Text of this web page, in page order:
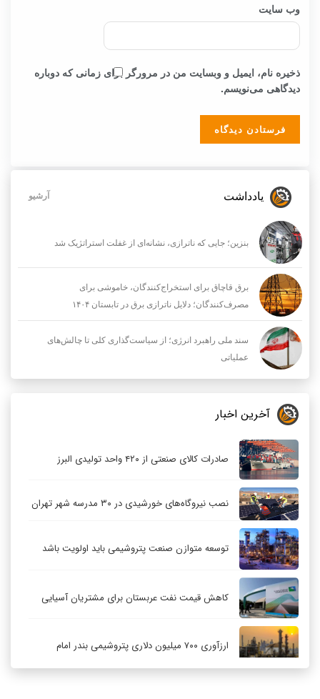
وب‌ سایت
ذخیره نام، ایمیل و وبسایت من در مرورگر برای زمانی که دوباره
دیدگاهی می‌نویسم.
یادداشت آرشیو
بنزین؛ جایی که ناترازی، نشانه‌ای از غفلت استراتژیک شد
برق قاچاق برای استخراج‌کنندگان، خاموشی برای
مصرف‌کنندگان؛ دلایل ناترازی برق در تابستان ۱۴۰۴
سند ملی راهبرد انرژی؛ از سیاست‌گذاری کلی تا چالش‌های
عملیاتی
آخرین اخبار
صادرات کالای صنعتی از ۴۲۰ واحد تولیدی البرز
نصب نیروگاه‌های خورشیدی در ۳۰ مدرسه شهر تهران
توسعه متوازن صنعت پتروشیمی باید اولویت باشد
کاهش قیمت نفت عربستان برای مشتریان آسیایی
ارزآوری ۷۰۰ میلیون دلاری پتروشیمی بندر امام